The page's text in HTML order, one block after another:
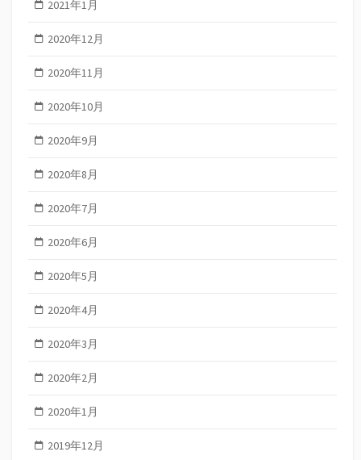
2021年1月
2020年12月
2020年11月
2020年10月
2020年9月
2020年8月
2020年7月
2020年6月
2020年5月
2020年4月
2020年3月
2020年2月
2020年1月
2019年12月